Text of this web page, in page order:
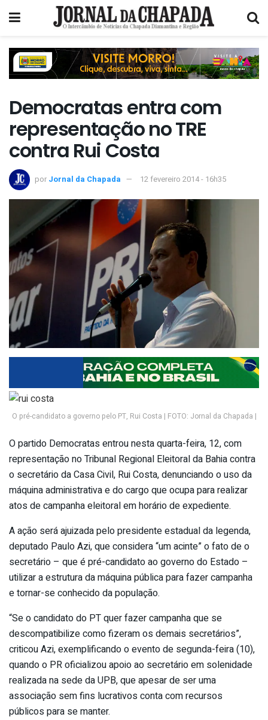
Democratas entra com
representação no TRE
contra Rui Costa
por Jornal da Chapada 12 fevereiro 2014 - 16h35
O pré-candidato a governo pelo PT, Rui Costa | FOTO: Jornal da Chapada |
O partido Democratas entrou nesta quarta-feira, 12, com
representação no Tribunal Regional Eleitoral da Bahia contra
o secretário da Casa Civil, Rui Costa, denunciando o uso da
máquina administrativa e do cargo que ocupa para realizar
atos de campanha eleitoral em horário de expediente.
A ação será ajuizada pelo presidente estadual da legenda,
deputado Paulo Azi, que considera “um acinte” o fato de o
secretário – que é pré-candidato ao governo do Estado –
utilizar a estrutura da máquina pública para fazer campanha
e tornar-se conhecido da população.
“Se o candidato do PT quer fazer campanha que se
descompatibilize como fizeram os demais secretários”,
criticou Azi, exemplificando o evento de segunda-feira (10),
quando o PR oficializou apoio ao secretário em solenidade
realizada na sede da UPB, que apesar de ser uma
associação sem fins lucrativos conta com recursos
públicos para se manter.